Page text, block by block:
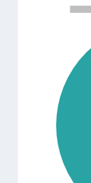
13/06/2568
12/06/2568
11/06/2568
10/06/2568
09/06/2568